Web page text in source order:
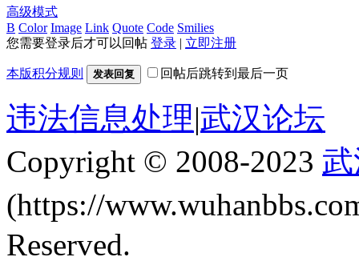
高级模式
B Color Image Link Quote Code Smilies
您需要登录后才可以回帖 登录 | 立即注册
本版积分规则 发表回复 回帖后跳转到最后一页
违法信息处理|武汉论坛
Copyright © 2008-2023
(https://
Reserved.